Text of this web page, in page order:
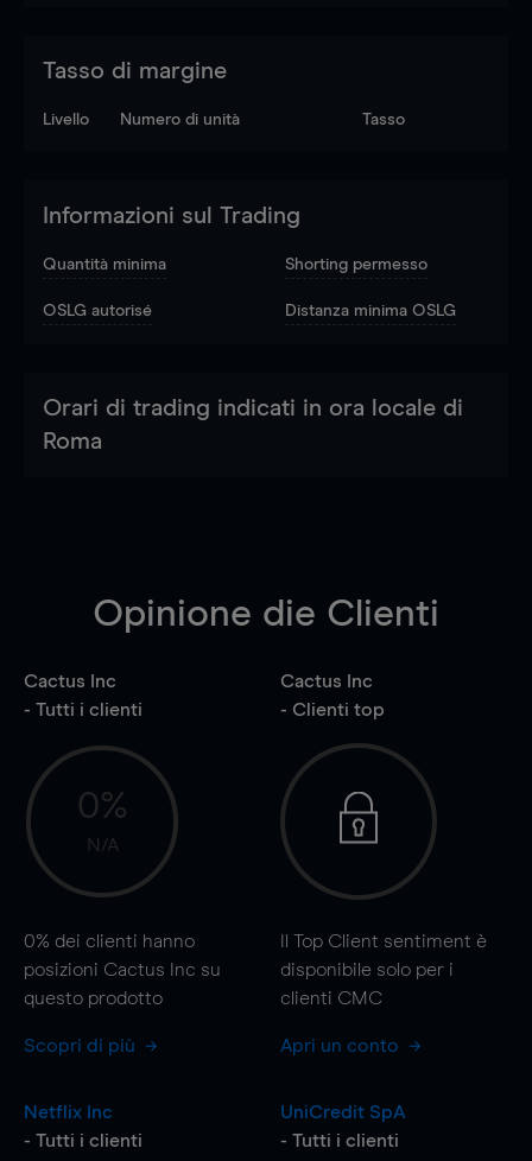
Tasso di margine
Livello Numero di unità Tasso
Informazioni sul Trading
Quantità minima Shorting permesso
OSLG autorisé Distanza minima OSLG
Orari di trading indicati in ora locale di
Roma
Opinione die Clienti
Cactus Inc
- Tutti i clienti
0%
N/A
0% dei clienti hanno
posizioni Cactus Inc su
questo prodotto
Scopri di più
Cactus Inc
- Clienti top
Il Top Client sentiment è
disponibile solo per i
clienti CMC
Apri un conto
Netflix Inc
- Tutti i clienti
UniCredit SpA
- Tutti i clienti